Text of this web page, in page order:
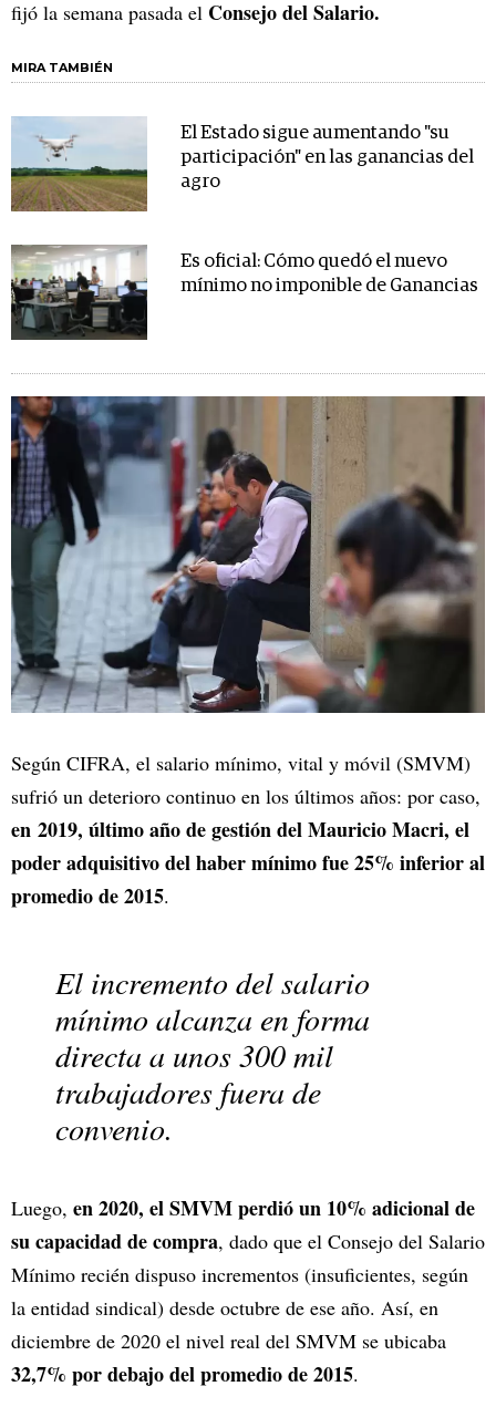
fijó la semana pasada el Consejo del Salario.
MIRA TAMBIÉN
El Estado sigue aumentando "su
participación" en las ganancias del
agro
Es oficial: Cómo quedó el nuevo
mínimo no imponible de Ganancias
Según CIFRA, el salario mínimo, vital y móvil (SMVM)
sufrió un deterioro continuo en los últimos años: por caso,
en 2019, último año de gestión del Mauricio Macri, el
poder adquisitivo del haber mínimo fue 25% inferior al
promedio de 2015.
El incremento del salario
mínimo alcanza en forma
directa a unos 300 mil
trabajadores fuera de
convenio.
Luego, en 2020, el SMVM perdió un 10% adicional de
su capacidad de compra, dado que el Consejo del Salario
Mínimo recién dispuso incrementos (insuficientes, según
la entidad sindical) desde octubre de ese año. Así, en
diciembre de 2020 el nivel real del SMVM se ubicaba
32,7% por debajo del promedio de 2015.